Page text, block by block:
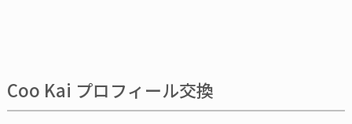
Coo Kai プロフィール交換